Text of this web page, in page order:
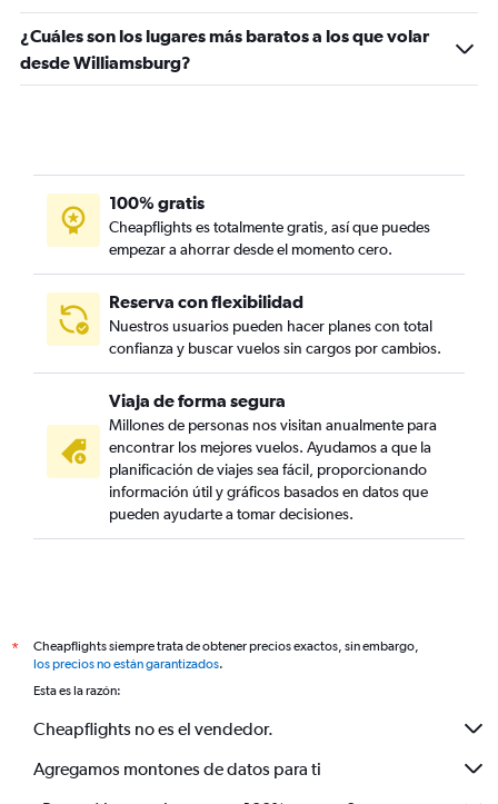
¿Cuáles son los lugares más baratos a los que volar
desde Williamsburg?
100% gratis
Cheapflights es totalmente gratis, así que puedes
empezar a ahorrar desde el momento cero.
Reserva con flexibilidad
Nuestros usuarios pueden hacer planes con total
confianza y buscar vuelos sin cargos por cambios.
Viaja de forma segura
Millones de personas nos visitan anualmente para
encontrar los mejores vuelos. Ayudamos a que la
planificación de viajes sea fácil, proporcionando
información útil y gráficos basados en datos que
pueden ayudarte a tomar decisiones.
*
Cheapflights siempre trata de obtener precios exactos, sin embargo,
los precios no están garantizados.
Esta es la razón:
Cheapflights no es el vendedor.
Agregamos montones de datos para ti